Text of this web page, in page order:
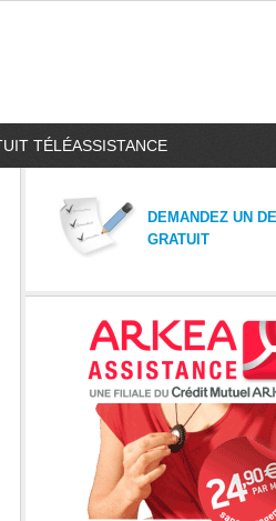
TÉLÉASSISTANCE
DEMANDEZ UN
GRATUIT